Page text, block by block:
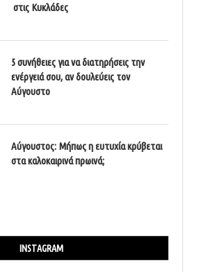
στις Κυκλάδες
5 συνήθειες για να διατηρήσεις την
ενέργειά σου, αν δουλεύεις τον
Αύγουστο
Αύγουστος: Μήπως η ευτυχία κρύβεται
στα καλοκαιρινά πρωινά;
INSTAGRAM